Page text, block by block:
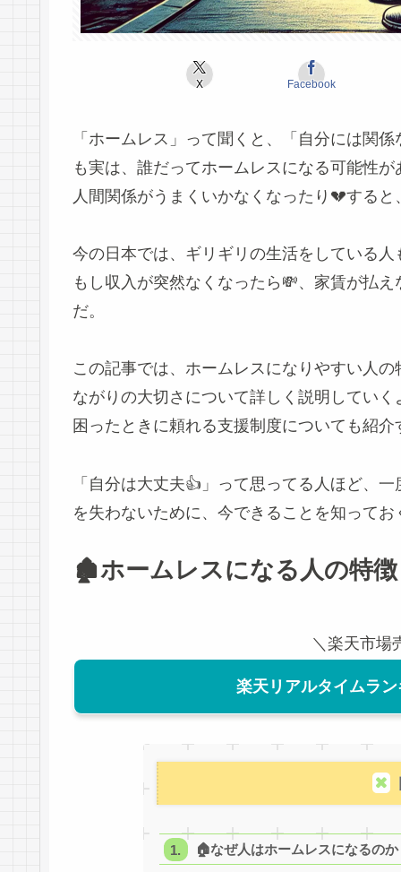
X Facebook
「ホームレス」って聞くと、「自分には関
も実は、誰だってホームレスになる可能性
人間関係がうまくいかなくなったり💔する
今の日本では、ギリギリの生活をしている
もし収入が突然なくなったら💸、家賃が払
だ。
この記事では、ホームレスになりやすい人
ながりの大切さについて詳しく説明してい
困ったときに頼れる支援制度についても紹
「自分は大丈夫👍」って思ってる人ほど、
を失わないために、今できることを知って
🏚️ホームレスになる人の特
＼楽天市場
楽天リアルタイムラ
🏠なぜ人はホームレスになるの